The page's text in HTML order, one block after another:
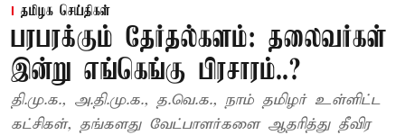
தமிழக செய்திகள்
பரபரக்கும் தேர்தல்களம்: தலைவர்கள்
இன்று எங்கெங்கு பிரசாரம்..?
தி.மு.க., அ.தி.மு.க., த.வெ.க., நாம் தமிழர் உள்ளிட்ட
கட்சிகள், தங்களது வேட்பாளர்களை ஆதரித்து தீவிர